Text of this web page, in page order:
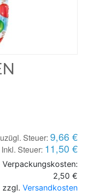
Steuer: 9,66 €
Inkl. Steuer: 11,50 €
2,50 €
zzgl. Versandkosten